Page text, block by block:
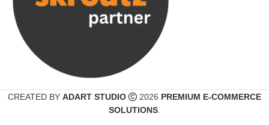
CREATED BY ADART STUDIO 2026 PREMIUM E-COMMERCE
SOLUTIONS.